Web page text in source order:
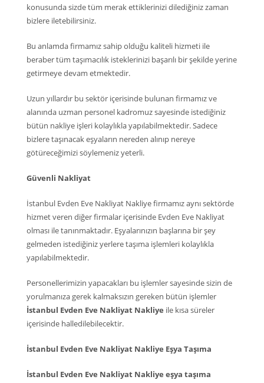
konusunda sizde tüm merak ettiklerinizi dilediğiniz zaman
bizlere iletebilirsiniz.
Bu anlamda firmamız sahip olduğu kaliteli hizmeti ile
beraber tüm taşımacılık isteklerinizi başarılı bir şekilde yerine
getirmeye devam etmektedir.
Uzun yıllardır bu sektör içerisinde bulunan firmamız ve
alanında uzman personel kadromuz sayesinde istediğiniz
bütün nakliye işleri kolaylıkla yapılabilmektedir. Sadece
bizlere taşınacak eşyaların nereden alınıp nereye
götüreceğimizi söylemeniz yeterli.
Güvenli Nakliyat
İstanbul Evden Eve Nakliyat Nakliye firmamız aynı sektörde
hizmet veren diğer firmalar içerisinde Evden Eve Nakliyat
olması ile tanınmaktadır. Eşyalarınızın başlarına bir şey
gelmeden istediğiniz yerlere taşıma işlemleri kolaylıkla
yapılabilmektedir.
Personellerimizin yapacakları bu işlemler sayesinde sizin de
yorulmanıza gerek kalmaksızın gereken bütün işlemler
İstanbul Evden Eve Nakliyat Nakliye ile kısa süreler
içerisinde halledilebilecektir.
İstanbul Evden Eve Nakliyat Nakliye Eşya Taşıma
İstanbul Evden Eve Nakliyat Nakliye eşya taşıma